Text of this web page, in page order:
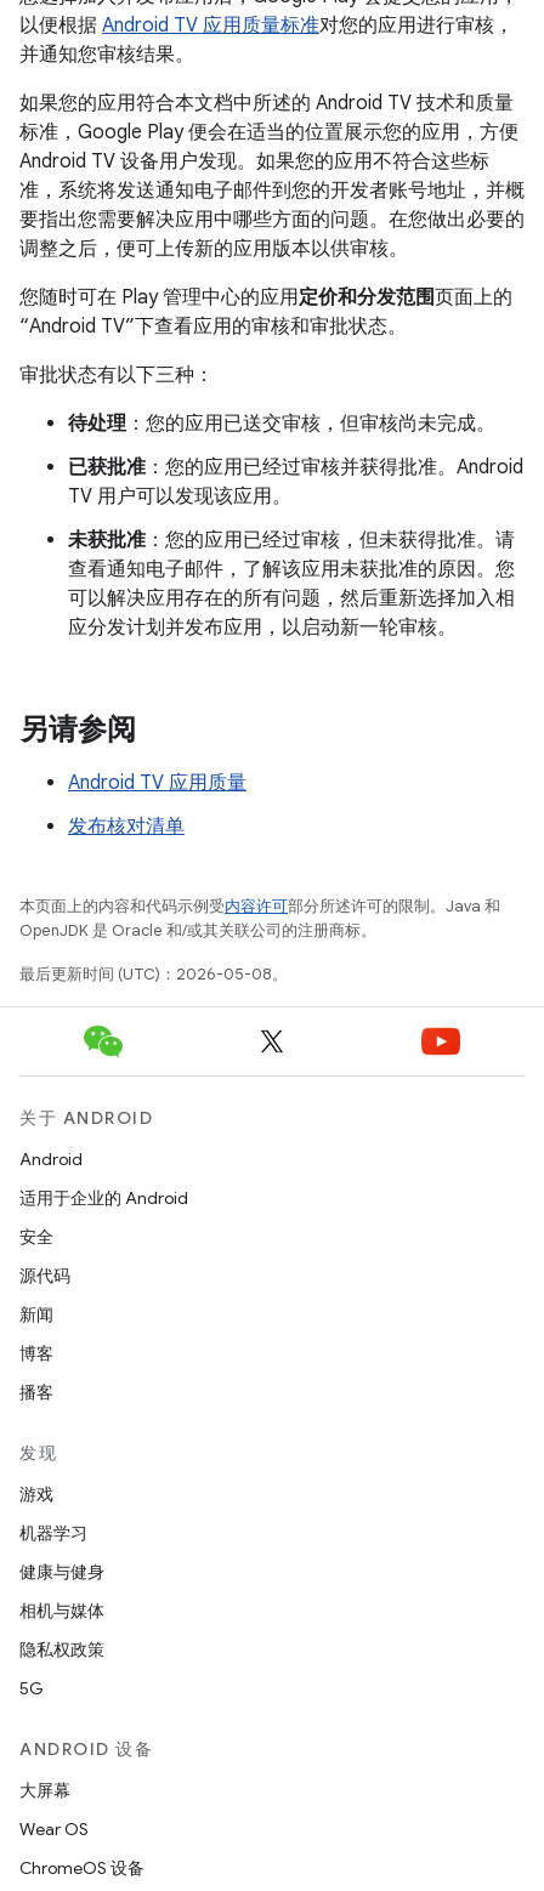
以便根据 Android TV 应用质量标准对您的应用进行审核，
并通知您审核结果。
如果您的应用符合本文档中所述的 Android TV 技术和质量
标准，Google Play 便会在适当的位置展示您的应用，方便
Android TV 设备用户发现。如果您的应用不符合这些标
准，系统将发送通知电子邮件到您的开发者账号地址，并概
要指出您需要解决应用中哪些方面的问题。在您做出必要的
调整之后，便可上传新的应用版本以供审核。
您随时可在 Play 管理中心的应用定价和分发范围页面上的
“Android TV”下查看应用的审核和审批状态。
审批状态有以下三种：
待处理：您的应用已送交审核，但审核尚未完成。
已获批准 ：您的应用已经过审核并获得批准。Android
TV 用户可以发现该应用。
未获批准 ：您的应用已经过审核，但未获得批准。请
查看通知电子邮件，了解该应用未获批准的原因。您
可以解决应用存在的所有问题，然后重新选择加入相
应分发计划并发布应用，以启动新一轮审核。
另请参阅
Android TV 应用质量
发布核对清单
本页面上的内容和代码示例受内容许可部分所述许可的限制。Java 和
OpenJDK 是 Oracle 和/或其关联公司的注册商标。
最后更新时间 (UTC)：2026-05-08。
关于 ANDROID
Android
适用于企业的 Android
安全
源代码
新闻
博客
播客
发现
游戏
机器学习
健康与健身
相机与媒体
隐私权政策
5G
ANDROID 设备
大屏幕
Wear OS
ChromeOS 设备